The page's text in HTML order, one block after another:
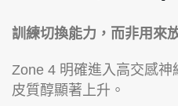
訓練切換能力，而非用來
Zone 4 明確進入高交感
皮質醇顯著上升。